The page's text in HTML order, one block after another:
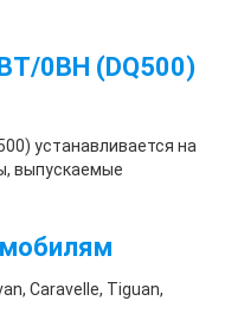
0BH (DQ500)
устанавливается на
выпускаемые
Caravelle, Tiguan,